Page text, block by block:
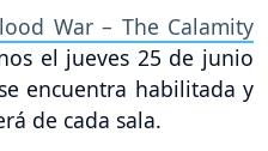
War – The Calamity
el jueves 25 de junio
encuentra habilitada y
de cada sala.